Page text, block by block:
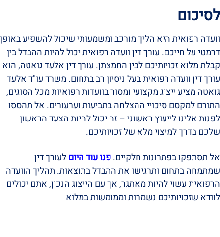
לסיכום
וועדה רפואית היא הליך מורכב ומשמעותי שיכול להשפיע באופן
דרמטי על חייכם. עורך דין וועדה רפואית יכול להיות ההבדל בין
קבלת מלוא זכויותיכם לבין החמצתן. עורך דין אלעד גואטה, הוא
עורך דין וועדה רפואית בעל ניסיון רב בתחום. משרד עו"ד אלעד
גואטה מציע ייצוג מקצועי ומסור בוועדות רפואיות מכל הסוגים,
התורם למקסם סיכויי ההצלחה בתביעות וערעורים. אל תהססו
לפנות אלינו לייעוץ ראשוני – זה יכול להיות הצעד הראשון
שלכם בדרך למיצוי מלא של זכויותיכם.
אל תסתפקו בפתרונות חלקיים.פנו עוד היוםלעורך דין
שמתמחה בתחום ותרגישו את ההבדל בתוצאות. תהליך הוועדה
הרפואית עשוי להיות מאתגר, אך עם הייצוג הנכון, אתם יכולים
לוודא שזכויותיכם נשמרות וממומשות במלוא